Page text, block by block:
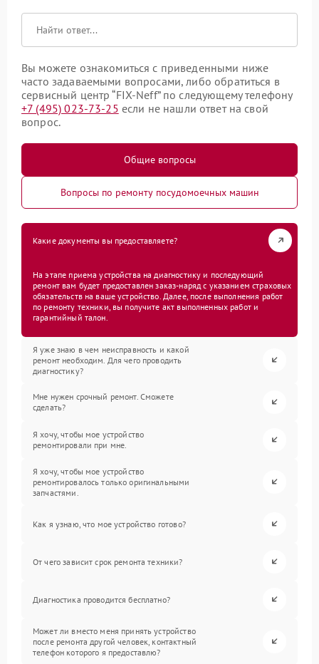
Вы можете ознакомиться с приведенными ниже
часто задаваемыми вопросами, либо обратиться в
сервисный центр “FIX-Neff” по следующему телефону
+7 (495) 023-73-25 если не нашли ответ на свой
вопрос.
Общие вопросы
Вопросы по ремонту посудомоечных машин
Какие документы вы предоставляете?
На этапе приема устройства на диагностику и последующий
ремонт вам будет предоставлен заказ-наряд с указанием страховых
обязательств на ваше устройство. Далее, после выполнения работ
по ремонту техники, вы получите акт выполненных работ и
гарантийный талон.
Я уже знаю в чем неисправность и какой
ремонт необходим. Для чего проводить
диагностику?
Мне нужен срочный ремонт. Сможете
сделать?
Я хочу, чтобы мое устройство
ремонтировали при мне.
Я хочу, чтобы мое устройство
ремонтировалось только оригинальными
запчастями.
Как я узнаю, что мое устройство готово?
От чего зависит срок ремонта техники?
Диагностика проводится бесплатно?
Может ли вместо меня принять устройство
после ремонта другой человек, контактный
телефон которого я предоставлю?